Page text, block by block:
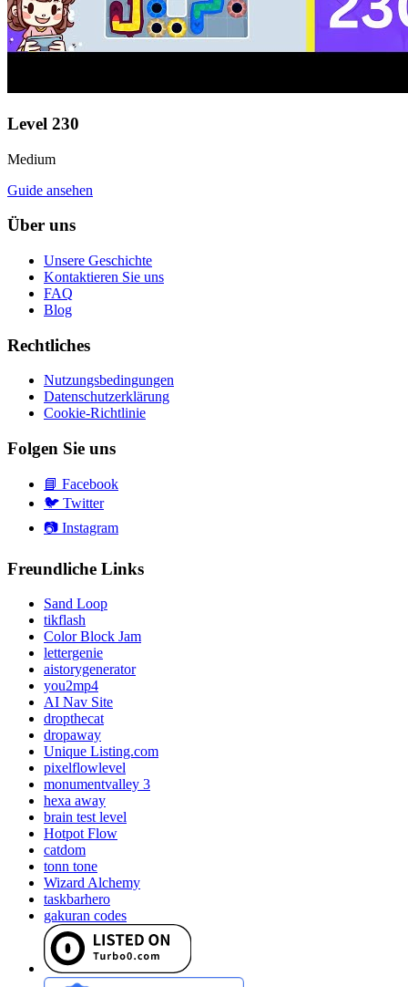
Level 230
Medium
Guide ansehen
Über uns
Unsere Geschichte
Kontaktieren Sie uns
FAQ
Blog
Rechtliches
Nutzungsbedingungen
Datenschutzerklärung
Cookie-Richtlinie
Folgen Sie uns
📘 Facebook
🐦 Twitter
📷 Instagram
Freundliche Links
Sand Loop
tikflash
Color Block Jam
lettergenie
aistorygenerator
you2mp4
AI Nav Site
dropthecat
dropaway
Unique Listing.com
pixelflowlevel
monumentvalley 3
hexa away
brain test level
Hotpot Flow
catdom
tonn tone
Wizard Alchemy
taskbarhero
gakuran codes